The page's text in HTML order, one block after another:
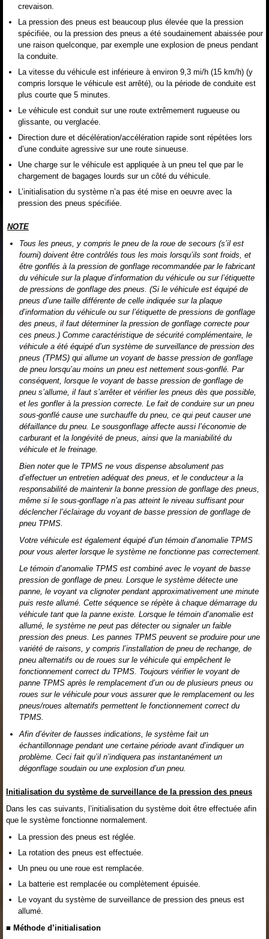
crevaison.
La pression des pneus est beaucoup plus élevée que la pression
spécifiée, ou la pression des pneus a été soudainement abaissée pour
une raison quelconque, par exemple une explosion de pneus pendant
la conduite.
La vitesse du véhicule est inférieure à environ 9,3 mi/h (15 km/h) (y
compris lorsque le véhicule est arrêté), ou la période de conduite est
plus courte que 5 minutes.
Le véhicule est conduit sur une route extrêmement rugueuse ou
glissante, ou verglacée.
Direction dure et décélération/accélération rapide sont répétées lors
d’une conduite agressive sur une route sinueuse.
Une charge sur le véhicule est appliquée à un pneu tel que par le
chargement de bagages lourds sur un côté du véhicule.
L’initialisation du système n’a pas été mise en oeuvre avec la
pression des pneus spécifiée.
NOTE
Tous les pneus, y compris le pneu de la roue de secours (s’il est
fourni) doivent être contrôlés tous les mois lorsqu’ils sont froids, et
être gonflés à la pression de gonflage recommandée par le fabricant
du véhicule sur la plaque d’information du véhicule ou sur l’étiquette
de pressions de gonflage des pneus. (Si le véhicule est équipé de
pneus d’une taille différente de celle indiquée sur la plaque
d’information du véhicule ou sur l’étiquette de pressions de gonflage
des pneus, il faut déterminer la pression de gonflage correcte pour
ces pneus.) Comme caractéristique de sécurité complémentaire, le
véhicule a été équipé d’un système de surveillance de pression des
pneus (TPMS) qui allume un voyant de basse pression de gonflage
de pneu lorsqu’au moins un pneu est nettement sous-gonflé. Par
conséquent, lorsque le voyant de basse pression de gonflage de
pneu s’allume, il faut s’arrêter et vérifier les pneus dès que possible,
et les gonfler à la pression correcte. Le fait de conduire sur un pneu
sous-gonflé cause une surchauffe du pneu, ce qui peut causer une
défaillance du pneu. Le sousgonflage affecte aussi l’économie de
carburant et la longévité de pneus, ainsi que la maniabilité du
véhicule et le freinage.
Bien noter que le TPMS ne vous dispense absolument pas
d’effectuer un entretien adéquat des pneus, et le conducteur a la
responsabilité de maintenir la bonne pression de gonflage des pneus,
même si le sous-gonflage n’a pas atteint le niveau suffisant pour
déclencher l’éclairage du voyant de basse pression de gonflage de
pneu TPMS.
Votre véhicule est également équipé d’un témoin d’anomalie TPMS
pour vous alerter lorsque le système ne fonctionne pas correctement.
Le témoin d’anomalie TPMS est combiné avec le voyant de basse
pression de gonflage de pneu. Lorsque le système détecte une
panne, le voyant va clignoter pendant approximativement une minute
puis reste allumé. Cette séquence se répète à chaque démarrage du
véhicule tant que la panne existe. Lorsque le témoin d’anomalie est
allumé, le système ne peut pas détecter ou signaler un faible
pression des pneus. Les pannes TPMS peuvent se produire pour une
variété de raisons, y compris l’installation de pneu de rechange, de
pneu alternatifs ou de roues sur le véhicule qui empêchent le
fonctionnement correct du TPMS. Toujours vérifier le voyant de
panne TPMS après le remplacement d’un ou de plusieurs pneus ou
roues sur le véhicule pour vous assurer que le remplacement ou les
pneus/roues alternatifs permettent le fonctionnement correct du
TPMS.
Afin d’éviter de fausses indications, le système fait un
échantillonnage pendant une certaine période avant d’indiquer un
problème. Ceci fait qu’il n’indiquera pas instantanément un
dégonflage soudain ou une explosion d’un pneu.
Initialisation du système de surveillance de la pression des pneus
Dans les cas suivants, l’initialisation du système doit être effectuée afin
que le système fonctionne normalement.
La pression des pneus est réglée.
La rotation des pneus est effectuée.
Un pneu ou une roue est remplacée.
La batterie est remplacée ou complètement épuisée.
Le voyant du système de surveillance de pression des pneus est
allumé.
■ Méthode d’initialisation